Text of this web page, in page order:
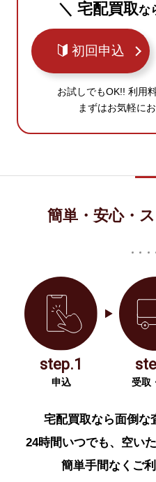
＼ 宅配買取な
初回申込
お試しでもOK!! 利用
まずはお気軽に
簡単・安心・
step.1
申込 受取
宅配買取なら面倒な
24時間いつでも、空い
簡単手間なくご